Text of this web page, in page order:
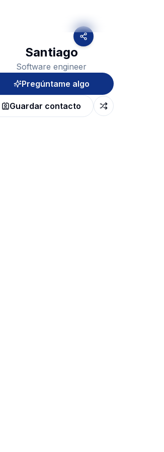
Santiago
Software engineer
Pregúntame algo
Guardar contacto